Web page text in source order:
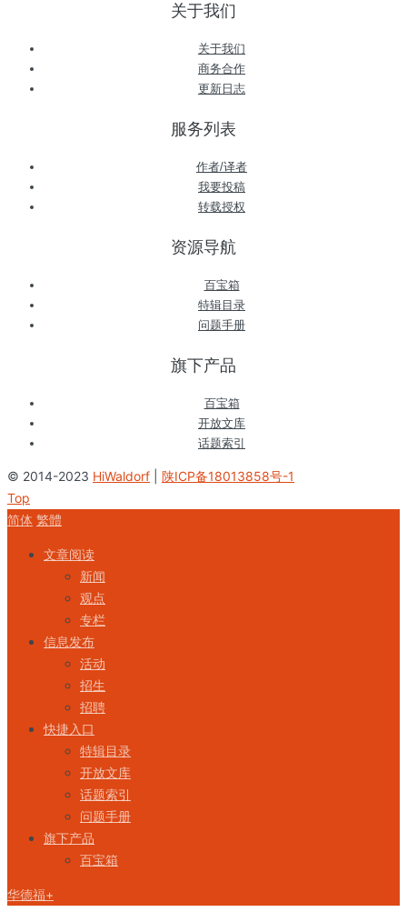
关于我们
关于我们
商务合作
更新日志
服务列表
作者/译者
我要投稿
转载授权
资源导航
百宝箱
特辑目录
问题手册
旗下产品
百宝箱
开放文库
话题索引
© 2014-2023 HiWaldorf
陕ICP备18013858号-1
Top
简体 繁體
文章阅读
新闻
观点
专栏
信息发布
活动
招生
招聘
快捷入口
特辑目录
开放文库
话题索引
问题手册
旗下产品
百宝箱
华德福+